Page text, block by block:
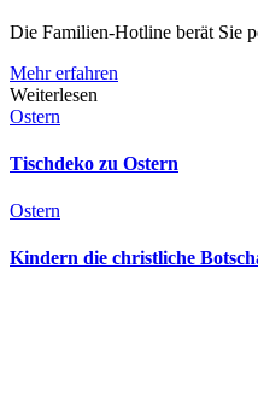
Die Familien-Hotline berät Sie
Mehr erfahren
Weiterlesen
Ostern
Tischdeko zu Ostern
Ostern
Kindern die christliche